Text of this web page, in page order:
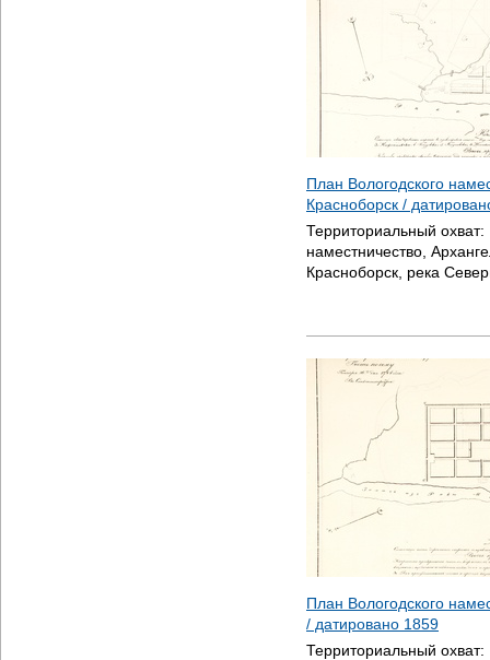
План Вологодского
Красноборск /
Территориальный охват:
наместничество,
Красноборск, река
План Вологодского
/ датировано 1859
Территориальный охват: